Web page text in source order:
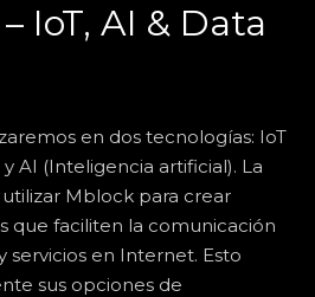
IoT, AI & Data
en dos tecnologías: IoT
AI (Inteligencia artificial). La
Mblock para crear
que faciliten la comunicación
servicios en Internet. Esto
sus opciones de